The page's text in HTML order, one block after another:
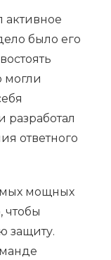
активное
было его
могли
разработал
ответного
мощных
чтобы
защиту.